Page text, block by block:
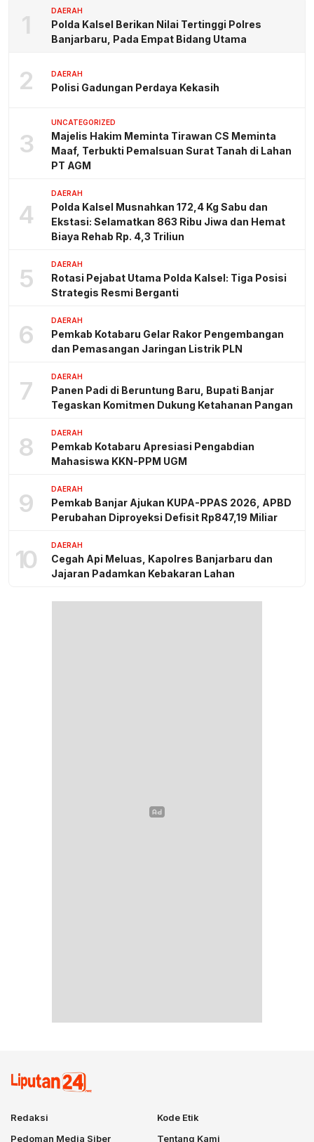
1 DAERAH
Polda Kalsel Berikan Nilai Tertinggi Polres
Banjarbaru, Pada Empat Bidang Utama
2 DAERAH
Polisi Gadungan Perdaya Kekasih
3
UNCATEGORIZED
Majelis Hakim Meminta Tirawan CS Meminta
Maaf, Terbukti Pemalsuan Surat Tanah di Lahan
PT AGM
4
DAERAH
Polda Kalsel Musnahkan 172,4 Kg Sabu dan
Ekstasi: Selamatkan 863 Ribu Jiwa dan Hemat
Biaya Rehab Rp. 4,3 Triliun
5 DAERAH
Rotasi Pejabat Utama Polda Kalsel: Tiga Posisi
Strategis Resmi Berganti
6 DAERAH
Pemkab Kotabaru Gelar Rakor Pengembangan
dan Pemasangan Jaringan Listrik PLN
7 DAERAH
Panen Padi di Beruntung Baru, Bupati Banjar
Tegaskan Komitmen Dukung Ketahanan Pangan
8 DAERAH
Pemkab Kotabaru Apresiasi Pengabdian
Mahasiswa KKN-PPM UGM
9 DAERAH
Pemkab Banjar Ajukan KUPA-PPAS 2026, APBD
Perubahan Diproyeksi Defisit Rp847,19 Miliar
10 DAERAH
Cegah Api Meluas, Kapolres Banjarbaru dan
Jajaran Padamkan Kebakaran Lahan
Redaksi
Kode Etik
Pedoman Media Siber
Tentang Kami